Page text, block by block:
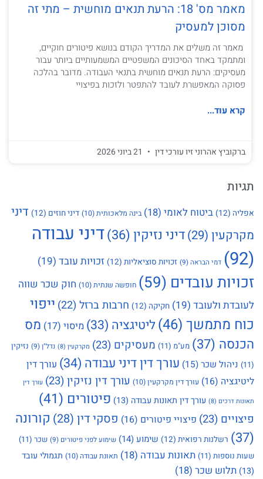
מאמר מס' 18: הרעת תנאים מוחשית – מתי זה
מסוכן למעסיק
מאמר זה משלים את המדריך הקודם בנושא פיטורים חוקיים,
ומתמקד באחד הסיכונים המשפטיים המשמעותיים ביותר עבור
מעסיקים: הרעת תנאים מוחשית בתנאי העבודה. מדובר בהלכה
פסוקה המאפשרת לעובד להתפטר ולזכות בפיצויי
קרא עוד...
ברקוביץ אהרוני זיו עורכי דין
תגיות
אפליה (12) ביטוח לאומי (18) בינה מלאכותית(10) דיני חוזים (12)
דיני
מקרקעין (29) דיני נזיקין (36)
דיני עבודה
(92)
דמי הבראה(9) זכויות סוציאליות (12) זכויות עובד (19)
זכויות עובדים (59) חופשה שנתית(10)
חוק שכר שווה
לעובדת ולעובד (19) חקיקה (12) חרבות ברזל (22)
ייפוי
כוח מתמשך (46) ליטיגציה (33) מיסוי (17)
מס
הכנסה (37) מע"מ (11) מעסיקים (23) מקרקעין (8) נדל"ן(9)
נזיקין
(11)
ניהול שכר(15) עורך דין דיני עבודה (34)
עורך דין
ליטיגציה (16) עורך דין מקרקעין(10) עורך דין נזיקין(23) עורך דין
תאונות דרכים (8) עורך דין תאונות עבודה (13) פיטורים (41)
פיצויים (23) פיצויי פיטורים (16) פסקי דין (28)
קורונה
(37)
רשלנות רפואית (12) שימוע(14) שימוע לפני פיטורים (9) שכר (11)
שעות נוספות (11) תאונות עבודה (18) תאונת עבודה (10)
תגמולי עובד
(13)
תלוש שכר (18)